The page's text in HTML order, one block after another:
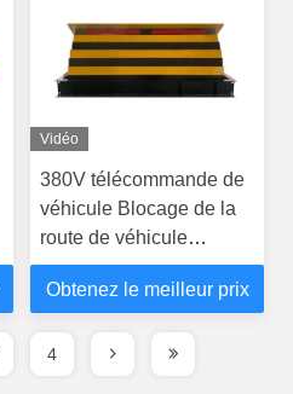
Vidéo
380V télécommande de
véhicule Blocage de la
route de véhicule
Barrière de coinage
Obtenez le meilleur prix
4